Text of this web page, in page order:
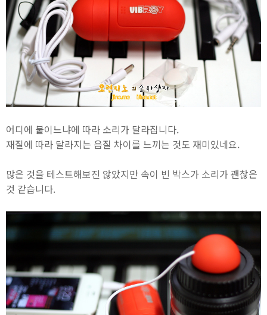
어디에 붙이느냐에 따라 소리가 달라집니다.
재질에 따라 달라지는 음질 차이를 느끼는 것도 재미있네요.
많은 것을 테스트해보진 않았지만 속이 빈 박스가 소리가 괜찮은
것 같습니다.